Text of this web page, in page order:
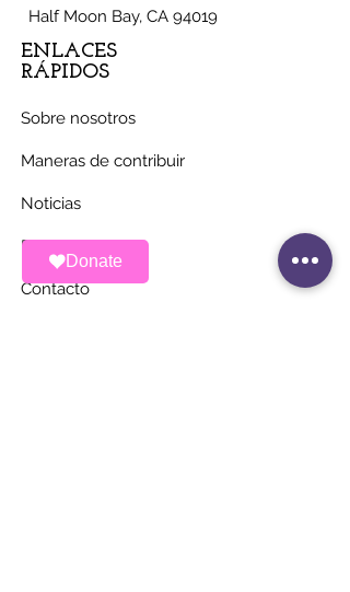
Donate
Half Moon Bay, CA 94019
ENLACES
RÁPIDOS
Sobre nosotros
Maneras de contribuir
Noticias
Eventos
Contacto